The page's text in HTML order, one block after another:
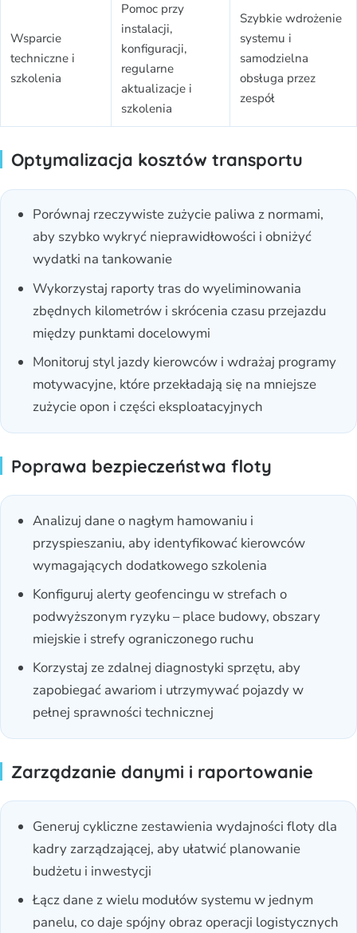
Wsparcie
techniczne i
szkolenia
Pomoc przy
instalacji,
konfiguracji,
regularne
aktualizacje i
szkolenia
Szybkie wdrożenie
systemu i
samodzielna
obsługa przez
zespół
Optymalizacja kosztów transportu
Porównaj rzeczywiste zużycie paliwa z normami,
aby szybko wykryć nieprawidłowości i obniżyć
wydatki na tankowanie
Wykorzystaj raporty tras do wyeliminowania
zbędnych kilometrów i skrócenia czasu przejazdu
między punktami docelowymi
Monitoruj styl jazdy kierowców i wdrażaj programy
motywacyjne, które przekładają się na mniejsze
zużycie opon i części eksploatacyjnych
Poprawa bezpieczeństwa floty
Analizuj dane o nagłym hamowaniu i
przyspieszaniu, aby identyfikować kierowców
wymagających dodatkowego szkolenia
Konfiguruj alerty geofencingu w strefach o
podwyższonym ryzyku – place budowy, obszary
miejskie i strefy ograniczonego ruchu
Korzystaj ze zdalnej diagnostyki sprzętu, aby
zapobiegać awariom i utrzymywać pojazdy w
pełnej sprawności technicznej
Zarządzanie danymi i raportowanie
Generuj cykliczne zestawienia wydajności floty dla
kadry zarządzającej, aby ułatwić planowanie
budżetu i inwestycji
Łącz dane z wielu modułów systemu w jednym
panelu, co daje spójny obraz operacji logistycznych